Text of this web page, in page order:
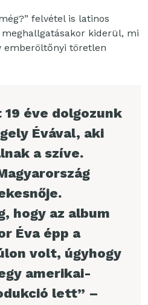
felvétel is latinos
kiderül, mi
emberöltőnyi töretlen
19 éve dolgozunk
Évával, aki
a szíve.
hogy az album
Éva épp a
volt, úgyhogy
amerikai-
lett” –